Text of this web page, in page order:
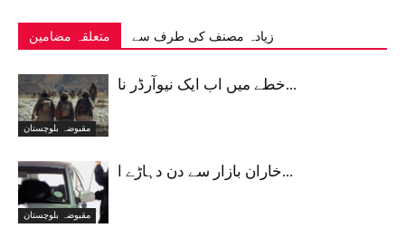
متعلقہ مضامین زیادہ مصنف کی طرف سے
مقبوضہ بلوچستان
خطے میں اب ایک نیوآرڈر نا...
مقبوضہ بلوچستان
خاران بازار سے دن دہاڑے ا...